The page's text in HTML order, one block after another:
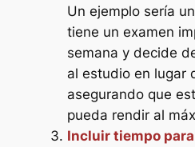
Un ejemplo sería
tiene un examen
semana y decide
al estudio en lugar
asegurando que
pueda rendir al
Incluir tiempo